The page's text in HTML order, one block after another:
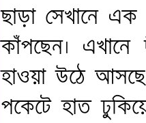
ছাড়া সেখানে এক
কাঁপছেন। এখানে
হাওয়া উঠে
পকেটে হাত